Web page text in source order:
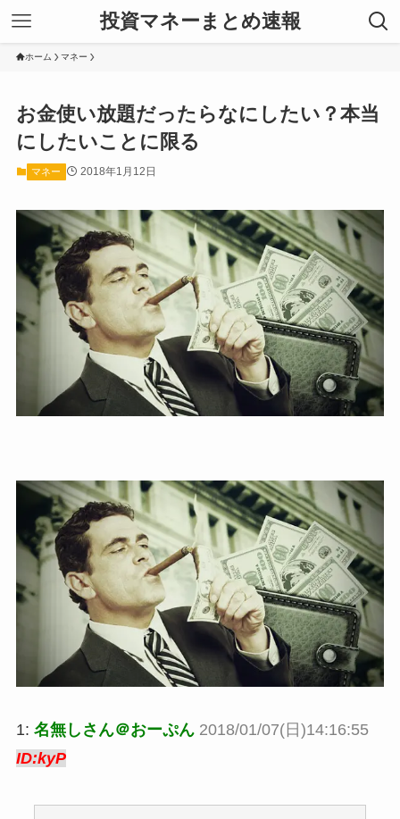
投資マネーまとめ速報
ホーム マネー
お金使い放題だったらなにしたい？本当
にしたいことに限る
マネー 2018年1月12日
1: 名無しさん＠おーぷん 2018/01/07(日)14:16:55
ID:kyP